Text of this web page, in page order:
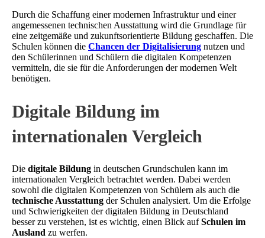
Durch die Schaffung einer modernen Infrastruktur und einer
angemessenen technischen Ausstattung wird die Grundlage für
eine zeitgemäße und zukunftsorientierte Bildung geschaffen. Die
Schulen können die Chancen der Digitalisierung nutzen und
den Schülerinnen und Schülern die digitalen Kompetenzen
vermitteln, die sie für die Anforderungen der modernen Welt
benötigen.
Digitale Bildung im
internationalen Vergleich
Die digitale Bildung in deutschen Grundschulen kann im
internationalen Vergleich betrachtet werden. Dabei werden
sowohl die digitalen Kompetenzen von Schülern als auch die
technische Ausstattung der Schulen analysiert. Um die Erfolge
und Schwierigkeiten der digitalen Bildung in Deutschland
besser zu verstehen, ist es wichtig, einen Blick aufSchulen im
Ausland zu werfen.